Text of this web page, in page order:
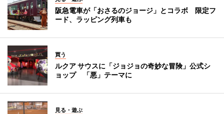
阪急電車が「おさるのジョージ」とコラボ 限定フ
ード、ラッピング列車も
買う
ルクア サウスに「ジョジョの奇妙な冒険」公式シ
ョップ 「悪」テーマに
見る・遊ぶ